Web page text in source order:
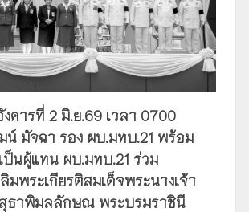
คารที่ 2 มิ.ย.69 เวลา 0700
มัจฉา รอง ผบ.มทบ.21 พร้อม
ป็นผู้แทน ผบ.มทบ.21 ร่วม
มพระเกียรติสมเด็จพระนางเจ้า
ธาพิมลลักษณ พระบรมราชินี